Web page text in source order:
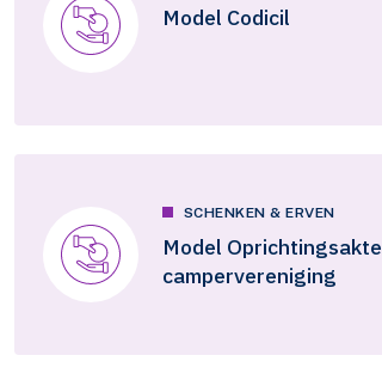
Model Codicil
SCHENKEN & ERVEN
Model Oprichtingsakte
campervereniging